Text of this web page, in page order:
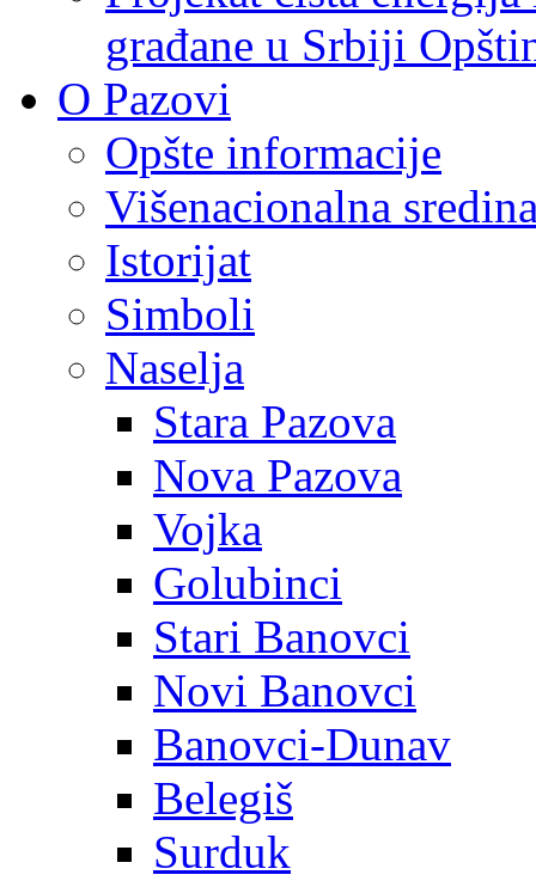
građane u Srbiji
O Pazovi
Opšte informacije
Višenacionalna
Istorijat
Simboli
Naselja
Stara Pazova
Nova Pazova
Vojka
Golubinci
Stari Banovci
Novi Banovci
Banovci-Dunav
Belegiš
Surduk